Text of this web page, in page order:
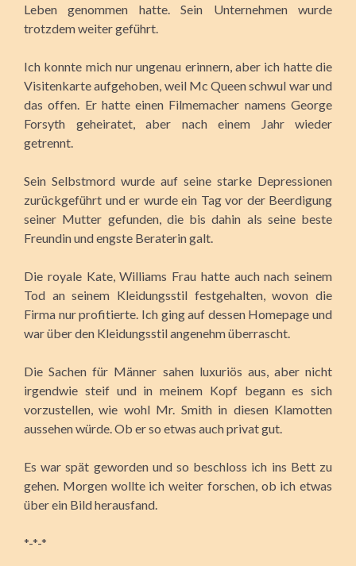
Leben genommen hatte. Sein Unternehmen wurde
trotzdem weiter geführt.
Ich konnte mich nur ungenau erinnern, aber ich hatte die
Visitenkarte aufgehoben, weil Mc Queen schwul war und
das offen. Er hatte einen Filmemacher namens George
Forsyth geheiratet, aber nach einem Jahr wieder
getrennt.
Sein Selbstmord wurde auf seine starke Depressionen
zurückgeführt und er wurde ein Tag vor der Beerdigung
seiner Mutter gefunden, die bis dahin als seine beste
Freundin und engste Beraterin galt.
Die royale Kate, Williams Frau hatte auch nach seinem
Tod an seinem Kleidungsstil festgehalten, wovon die
Firma nur profitierte. Ich ging auf dessen Homepage und
war über den Kleidungsstil angenehm überrascht.
Die Sachen für Männer sahen luxuriös aus, aber nicht
irgendwie steif und in meinem Kopf begann es sich
vorzustellen, wie wohl Mr. Smith in diesen Klamotten
aussehen würde. Ob er so etwas auch privat gut.
Es war spät geworden und so beschloss ich ins Bett zu
gehen. Morgen wollte ich weiter forschen, ob ich etwas
über ein Bild herausfand.
*-*-*